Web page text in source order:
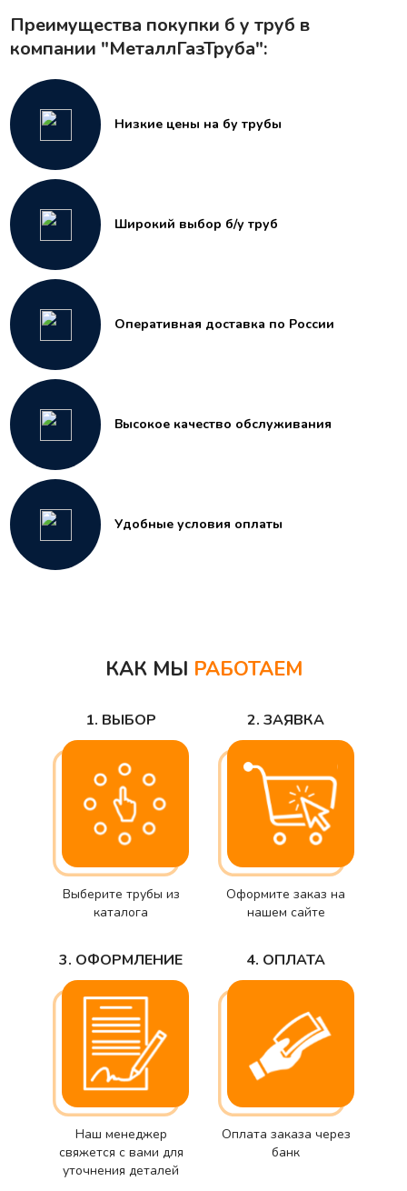
Преимущества покупки б у труб в
компании "МеталлГазТруба":
Низкие цены на бу трубы
Широкий выбор б/у труб
Оперативная доставка по России
Высокое качество обслуживания
Удобные условия оплаты
КАК МЫ РАБОТАЕМ
1. ВЫБОР
Выберите трубы из
каталога
2. ЗАЯВКА
Оформите заказ на
нашем сайте
3. ОФОРМЛЕНИЕ
Наш менеджер
свяжется с вами для
уточнения деталей
4. ОПЛАТА
Оплата заказа через
банк